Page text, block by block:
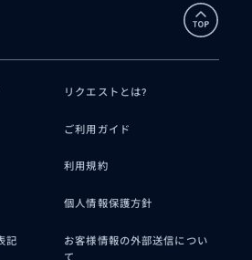
載の素敵な街なのですよ～ガイ
されていない面白い穴場もたく
くれた貴方にも素敵なハンブル
ます。
ております。
リクエストとは?
ご利用ガイド
利用規約
個人情報保護方針
記
お客様情報の外部送信につい
て